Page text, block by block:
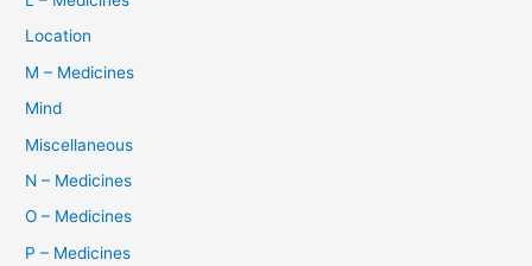
Location
M – Medicines
Mind
Miscellaneous
N – Medicines
O – Medicines
P – Medicines